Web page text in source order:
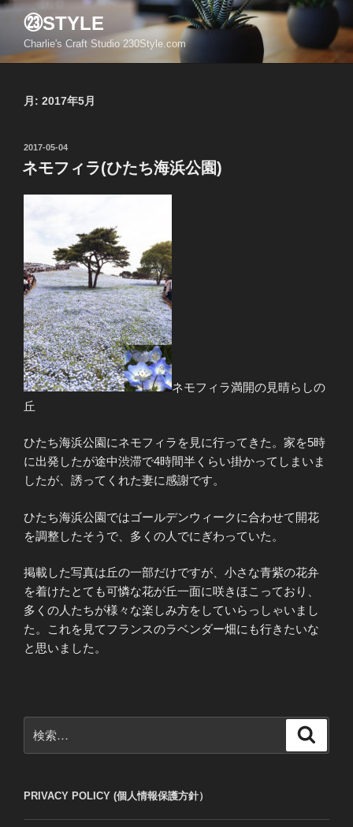
コ
ン
㉓STYLE
Charlie's Craft Studio 230Style.com
月: 2017年5月
投
稿
日:
2017-05-04
ネモフィラ(ひたち海浜公園)
ネモフィラ満開の見晴らしの
丘
ひたち海浜公園にネモフィラを見に行ってきた。家を5時
に出発したが途中渋滞で4時間半くらい掛かってしまいま
したが、誘ってくれた妻に感謝です。
ひたち海浜公園ではゴールデンウィークに合わせて開花
を調整したそうで、多くの人でにぎわっていた。
掲載した写真は丘の一部だけですが、小さな青紫の花弁
を着けたとても可憐な花が丘一面に咲きほこっており、
多くの人たちが様々な楽しみ方をしていらっしゃいまし
た。これを見てフランスのラベンダー畑にも行きたいな
と思いました。
索:
PRIVACY POLICY (個人情報保護方針）